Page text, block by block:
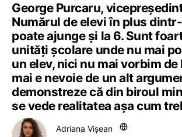
George Purcaru,
Numărul de elevi în plus
poate ajunge și la 6. Sunt
unități școlare unde nu mai
un elev, nici nu mai vorbim de
mai e nevoie de un alt
demonstreze că din biroul
se vede realitatea așa cum
Adriana Vișean